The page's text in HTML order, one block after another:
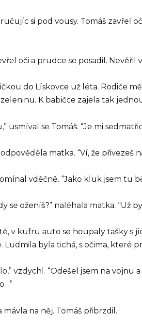
si pod vousy. Tomáš zavřel
oči a prudce se posadil. Nevěřil
do Lískovce už léta. Rodiče
K babičce zajela tak
usmíval se Tomáš. “Je mi
matka. “Ví, že přivezeš
vděčně. “Jako kluk jsem tu
se oženíš?” naléhala matka. “Už
v kufru auto se houpaly tašky s
Ludmila byla tichá, s očima, které
vzdychl. “Odešel jsem na
mávla na něj. Tomáš přibrzdil.